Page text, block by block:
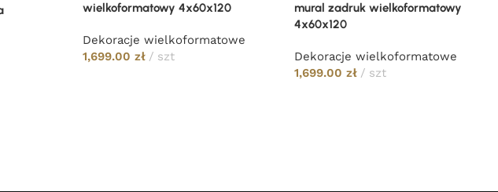
wielkoformatowy 4x60x120
Dekoracje wielkoformatowe
1,699.00zł szt
mural zadruk wielkoformatowy
4x60x120
Dekoracje wielkoformatowe
1,699.00zł szt